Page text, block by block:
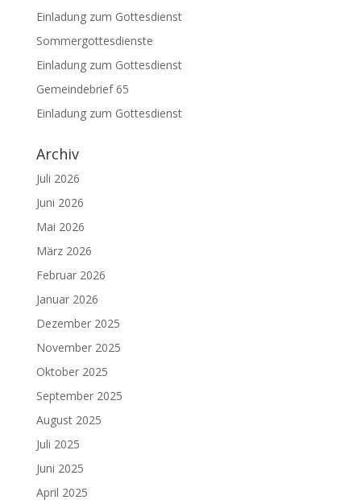
Einladung zum Gottesdienst
Sommergottesdienste
Einladung zum Gottesdienst
Gemeindebrief 65
Einladung zum Gottesdienst
Archiv
Juli 2026
Juni 2026
Mai 2026
März 2026
Februar 2026
Januar 2026
Dezember 2025
November 2025
Oktober 2025
September 2025
August 2025
Juli 2025
Juni 2025
April 2025